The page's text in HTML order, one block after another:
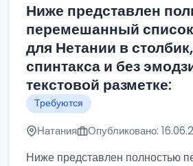
Ниже представлен
перемешанный
для Нетании в
спинтакса и без
текстовой разметке:
Требуются
Натания Опубликовано:
Ниже представлен полностью